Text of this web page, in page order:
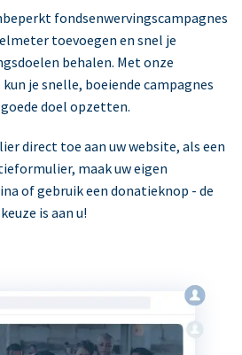
fondsenwervingscampagnes
toevoegen en snel je
behalen. Met onze
je snelle, boeiende campagnes
doel opzetten.
direct toe aan uw website, als een
maak uw eigen
of gebruik een donatieknop - de
keuze is aan u!